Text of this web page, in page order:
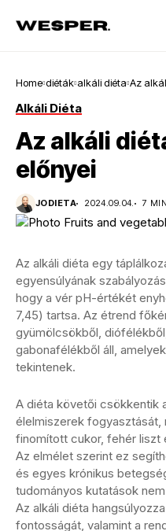
Home diéták alkáli diéta Az
Alkáli Diéta
Az alkáli
előnyei
JODIETA 2024.09.04. 7
Az alkáli diéta egy
egyensúlyának
hogy a vér pH-értékét
7,45) tartsa. Az étrend
gyümölcsökből,
gabonafélékből áll,
tekintenek.
A diéta követői csökkentik
élelmiszerek fogyasztását,
finomított cukor, fehér
Az elmélet szerint ez
és egyes krónikus
tudományos kutatások
Az alkáli diéta
fontosságát, valamint a